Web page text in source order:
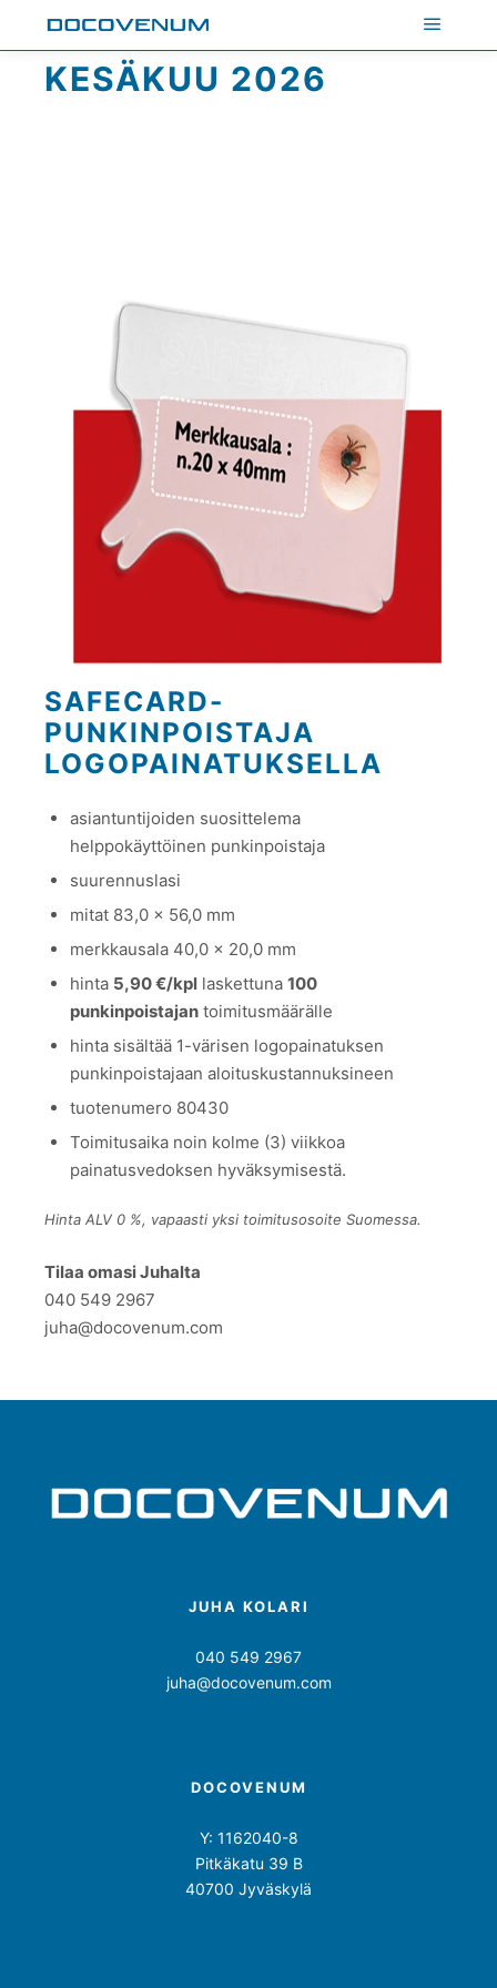
KESÄKUU 2026
SAFECARD-
PUNKINPOISTAJA
LOGOPAINATUKSELLA
asiantuntijoiden suosittelema
helppokäyttöinen punkinpoistaja
suurennuslasi
mitat 83,0 x 56,0 mm
merkkausala 40,0 x 20,0 mm
hinta 5,90 €/kpllaskettuna 100
punkinpoistajantoimitusmäärälle
hinta sisältää 1-värisen logopainatuksen
punkinpoistajaan aloituskustannuksineen
tuotenumero 80430
Toimitusaika noin kolme (3) viikkoa
painatusvedoksen hyväksymisestä.
Hinta ALV 0 %, vapaasti yksi toimitusosoite Suomessa.
Tilaa omasi Juhalta
040 549 2967
juha@docovenum.com
JUHA KOLARI
040 549 2967
juha@docovenum.com
DOCOVENUM
Y: 1162040-8
Pitkäkatu 39 B
40700 Jyväskylä